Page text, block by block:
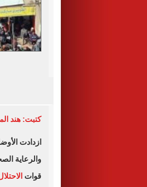
كتبت: هند
ازدادت
والرعاية
قوات